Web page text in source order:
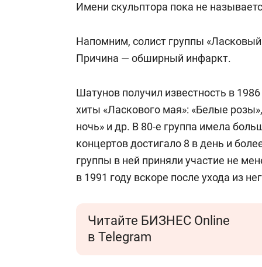
Имени скульптора пока не
Напомним, солист группы
Причина — обширный инфаркт.
Шатунов получил известность в
хиты «Ласкового мая»: «Белые
ночь» и др. В 80-е группа имела
концертов достигало 8 в день и
группы в ней приняли участие не
в 1991 году вскоре после ухода из
Читайте БИЗНЕС Online
в Telegram